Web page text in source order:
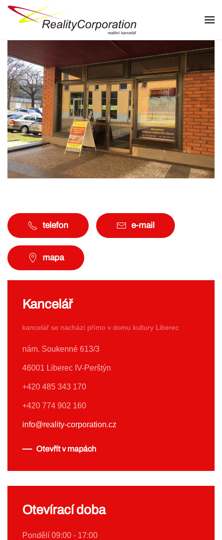
Skip to main content
telefon e-mail
mapa
Kancelář
kancelář se nachází přímo v domu kultury Liberec
nám. Soukenné 613/3
46001 Liberec IV-Perštýn
+420 485 343 170
+420 774 902 160
info@reality-corporation.cz
Otevřít v mapách
Otevírací doba
Pondělí 09:00 - 17:00